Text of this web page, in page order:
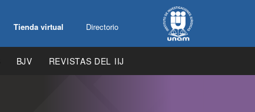
Tienda virtual Directorio
BJV REVISTAS DEL IIJ